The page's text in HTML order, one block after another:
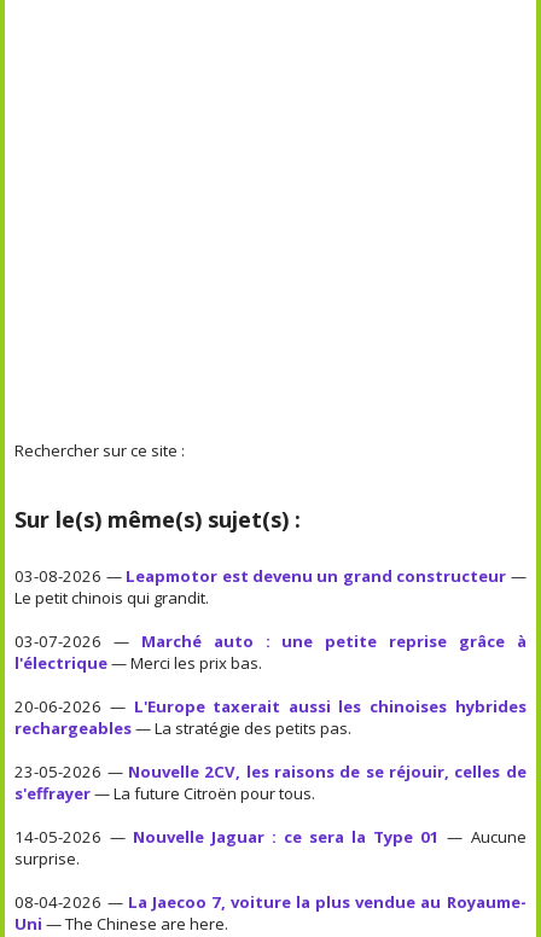
Rechercher sur ce site :
Sur le(s) même(s) sujet(s) :
03-08-2026 — Leapmotor est devenu un grand constructeur —
Le petit chinois qui grandit.
03-07-2026 — Marché auto : une petite reprise grâce à
l'électrique— Merci les prix bas.
20-06-2026 — L'Europe taxerait aussi les chinoises hybrides
rechargeables— La stratégie des petits pas.
23-05-2026 — Nouvelle 2CV, les raisons de se réjouir, celles de
s'effrayer— La future Citroën pour tous.
14-05-2026 — Nouvelle Jaguar : ce sera la Type 01 — Aucune
surprise.
08-04-2026 — La Jaecoo 7, voiture la plus vendue au Royaume-
Uni — The Chinese are here.